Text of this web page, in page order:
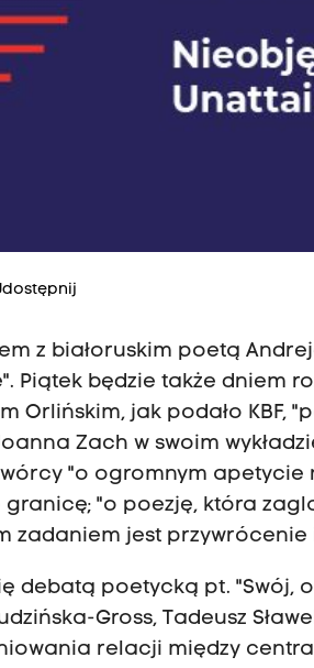
z białoruskim poetą
Piątek będzie także dniem
Orlińskim, jak podało KBF,
Zach w swoim
"o ogromnym apetycie
"o poezję, która
zadaniem jest przywrócenie
debatą poetycką pt. "Swój,
Gross, Tadeusz
relacji między